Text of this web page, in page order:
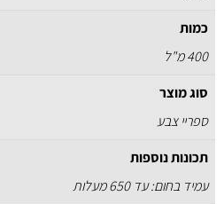
כמות
400 מ"ל
סוג מוצר
ספריי צבע
תכונות נוספות
עמיד בחום: עד 650 מעלות